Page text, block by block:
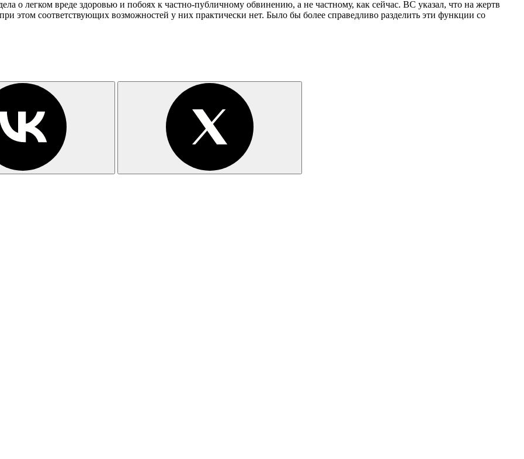
о легком вреде здоровью и побоях к частно-публичному обвинению, а не частному, как сейчас. ВС указал, что на жертв
при этом соответствующих возможностей у них практически нет. Было бы более справедливо разделить эти функции со